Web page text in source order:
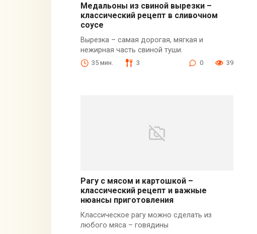
Медальоны из свиной вырезки –
классический рецепт в сливочном
соусе
Вырезка – самая дорогая, мягкая и
нежирная часть свиной туши.
35 мин. 3 0 39
Рагу с мясом и картошкой –
классический рецепт и важные
нюансы приготовления
Классическое рагу можно сделать из
любого мяса – говядины